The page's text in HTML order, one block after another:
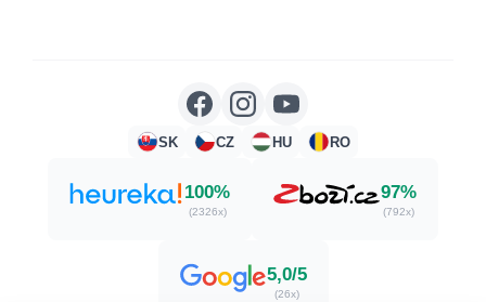
SK CZ HU RO
100%
(2326x)
97%
(792x)
5,0/5
(26x)